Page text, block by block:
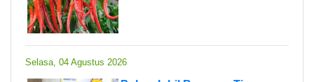
Selasa, 04 Agustus 2026